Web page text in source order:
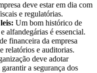
deve estar em dia com
e regulatórias.
Um bom histórico de
alfandegárias é essencial.
financeira da empresa
relatórios e auditorias.
deve adotar
a segurança dos